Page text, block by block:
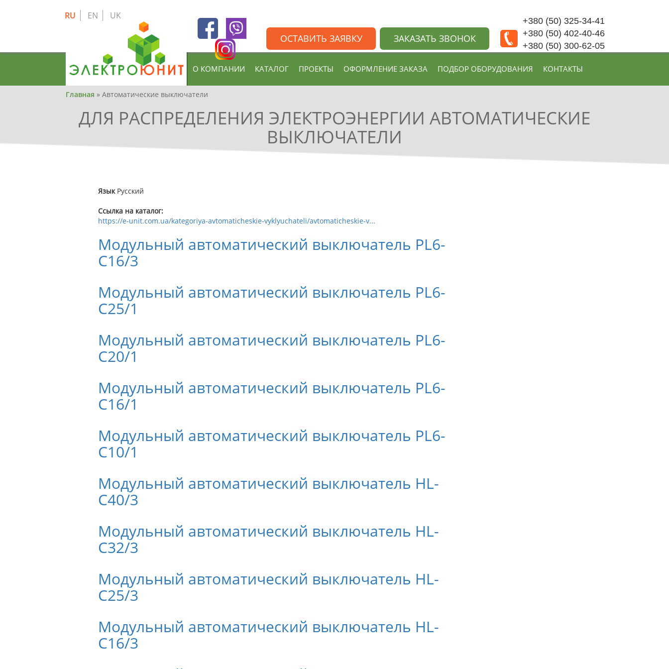
RU EN UK
ОСТАВИТЬ ЗАЯВКУ ЗАКАЗАТЬ ЗВОНОК
+380 (50) 325-34-41
+380 (50) 402-40-46
+380 (50) 300-62-05
О КОМПАНИИ КАТАЛОГ ПРОЕКТЫ ОФОРМЛЕНИЕ ЗАКАЗА ПОДБОР ОБОРУДОВАНИЯ КОНТАКТЫ
Вы
здесь
Главная » Автоматические выключатели
ДЛЯ РАСПРЕДЕЛЕНИЯ ЭЛЕКТРОЭНЕРГИИ АВТОМАТИЧЕСКИЕ
ВЫКЛЮЧАТЕЛИ
ЯзыкРусский
Ссылка на каталог:
https://e-unit.com.ua/kategoriya-avtomaticheskie-vyklyuchateli/avtomaticheskie-v...
Модульный автоматический выключатель PL6-
C16/3
Модульный автоматический выключатель PL6-
C25/1
Модульный автоматический выключатель PL6-
C20/1
Модульный автоматический выключатель PL6-
C16/1
Модульный автоматический выключатель PL6-
C10/1
Модульный автоматический выключатель HL-
C40/3
Модульный автоматический выключатель HL-
C32/3
Модульный автоматический выключатель HL-
C25/3
Модульный автоматический выключатель HL-
C16/3